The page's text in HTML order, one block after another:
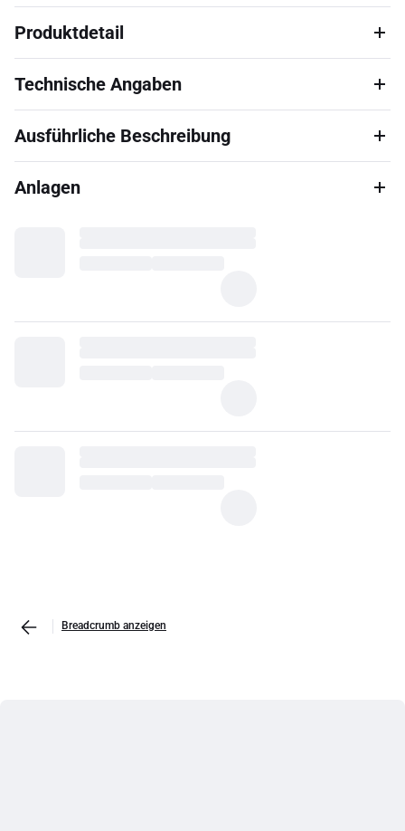
Produktdetail
Technische Angaben
Ausführliche Beschreibung
Anlagen
Breadcrumb anzeigen